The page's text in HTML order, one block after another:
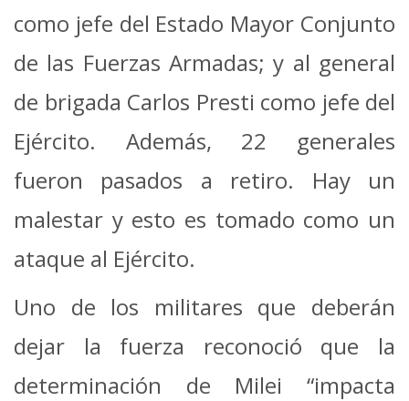
como jefe del Estado Mayor Conjunto
de las Fuerzas Armadas; y al general
de brigada Carlos Presti como jefe del
Ejército. Además, 22 generales
fueron pasados a retiro. Hay un
malestar y esto es tomado como un
ataque al Ejército.
Uno de los militares que deberán
dejar la fuerza reconoció que la
determinación de Milei “impacta